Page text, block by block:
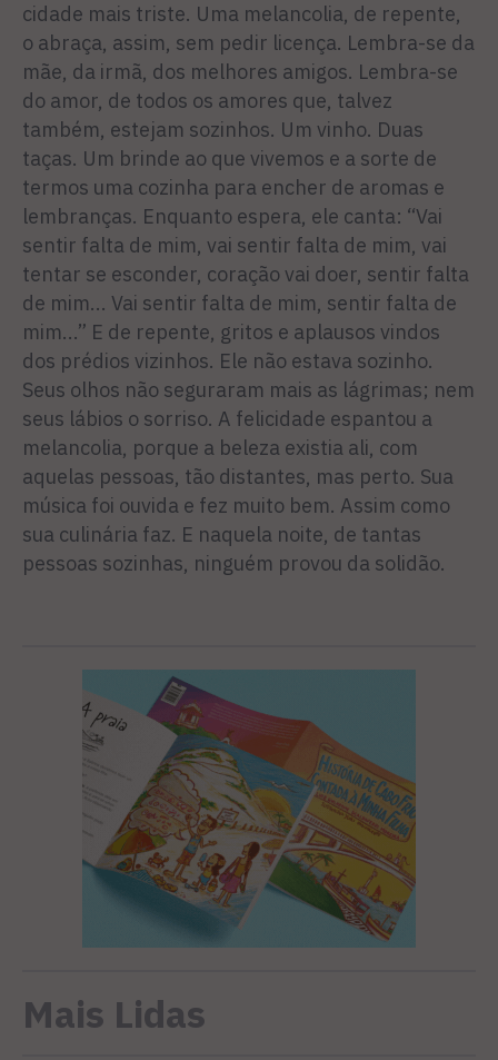
cidade mais triste. Uma melancolia, de repente,
o abraça, assim, sem pedir licença. Lembra-se da
mãe, da irmã, dos melhores amigos. Lembra-se
do amor, de todos os amores que, talvez
também, estejam sozinhos. Um vinho. Duas
taças. Um brinde ao que vivemos e a sorte de
termos uma cozinha para encher de aromas e
lembranças. Enquanto espera, ele canta: “Vai
sentir falta de mim, vai sentir falta de mim, vai
tentar se esconder, coração vai doer, sentir falta
de mim... Vai sentir falta de mim, sentir falta de
mim...” E de repente, gritos e aplausos vindos
dos prédios vizinhos. Ele não estava sozinho.
Seus olhos não seguraram mais as lágrimas; nem
seus lábios o sorriso. A felicidade espantou a
melancolia, porque a beleza existia ali, com
aquelas pessoas, tão distantes, mas perto. Sua
música foi ouvida e fez muito bem. Assim como
sua culinária faz. E naquela noite, de tantas
pessoas sozinhas, ninguém provou da solidão.
Mais Lidas